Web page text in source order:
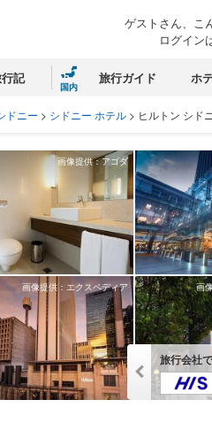
ゲストさん、こ
ログイン
記
国内
旅行ガイド ホ
ドニー > シドニー ホテル > ヒルトン シド
画像提供：アゴダ
画像提供：エクスペディア 画
旅行会社